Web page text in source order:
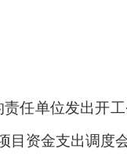
任单位发出开
资金支出调度